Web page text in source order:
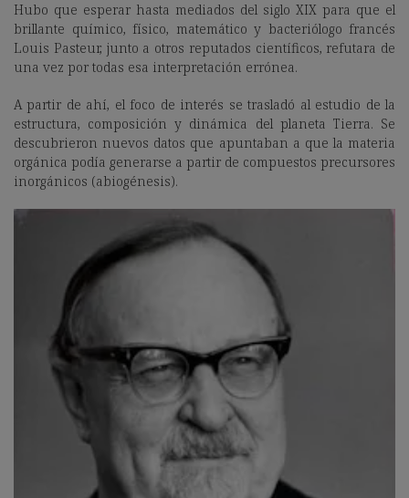
Hubo que esperar hasta mediados del siglo XIX para que el
brillante químico, físico, matemático y bacteriólogo francés
Louis Pasteur, junto a otros reputados científicos, refutara de
una vez por todas esa interpretación errónea.
A partir de ahí, el foco de interés se trasladó al estudio de la
estructura, composición y dinámica del planeta Tierra. Se
descubrieron nuevos datos que apuntaban a que la materia
orgánica podía generarse a partir de compuestos precursores
inorgánicos (abiogénesis).